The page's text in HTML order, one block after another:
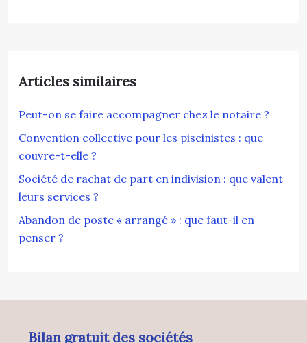
Articles similaires
Peut-on se faire accompagner chez le notaire ?
Convention collective pour les piscinistes : que
couvre-t-elle ?
Société de rachat de part en indivision : que valent
leurs services ?
Abandon de poste « arrangé » : que faut-il en
penser ?
Bilan gratuit des sociétés